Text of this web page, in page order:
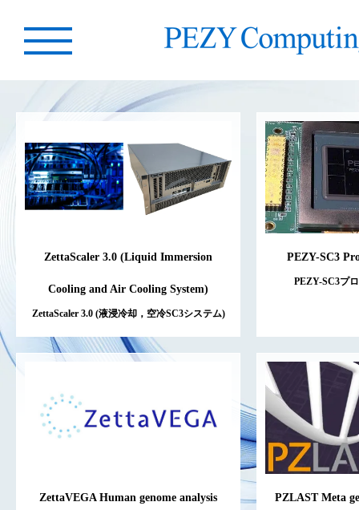
ZettaScaler 3.0 (Liquid Immersion
Cooling and Air Cooling System)
ZettaScaler 3.0 (液浸冷却，空冷SC3システム)
PEZY-SC3
PEZY-SC3プ
ZettaVEGA Human genome analysis PZLAST Meta